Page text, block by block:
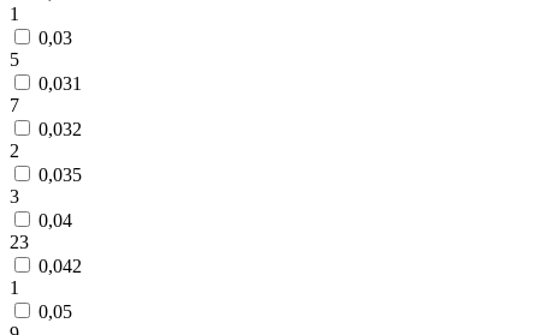
1
0,03
5
0,031
7
0,032
2
0,035
3
0,04
23
0,042
1
0,05